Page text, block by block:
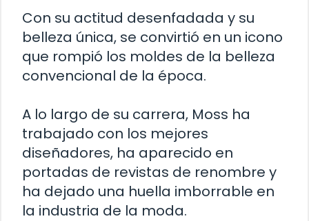
Con su actitud desenfadada y su
belleza única, se convirtió en un icono
que rompió los moldes de la belleza
convencional de la época.
A lo largo de su carrera, Moss ha
trabajado con los mejores
diseñadores, ha aparecido en
portadas de revistas de renombre y
ha dejado una huella imborrable en
la industria de la moda.